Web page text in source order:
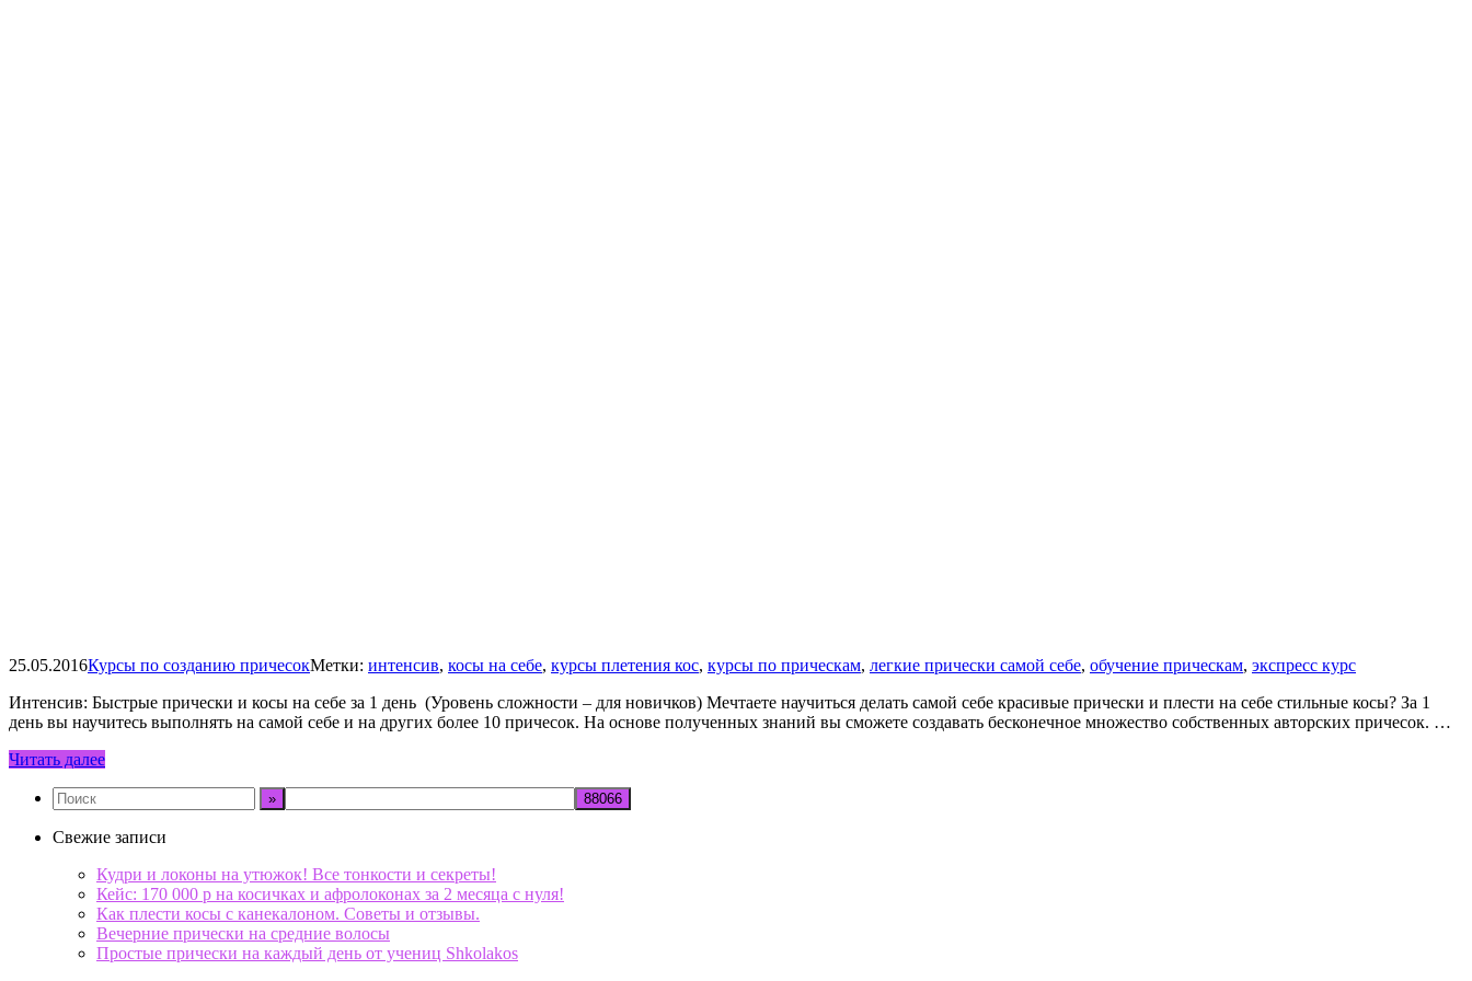
25.05.2016Курсы по созданию причесокМетки: интенсив, косы на себе, курсы плетения кос, курсы по прическам, легкие прически самой себе, обучение прическам, экспресс курс
Интенсив: Быстрые прически и косы на себе за 1 день (Уровень сложности – для новичков) Мечтаете научиться делать самой себе красивые прически и плести на себе стильные косы? За 1
день вы научитесь выполнять на самой себе и на других более 10 причесок. На основе полученных знаний вы сможете создавать бесконечное множество собственных авторских причесок. …
Читать далее
Свежие записи
Кудри и локоны на утюжок! Все тонкости и секреты!
Кейс: 170 000 р на косичках и афролоконах за 2 месяца с нуля!
Как плести косы с канекалоном. Советы и отзывы.
Вечерние прически на средние волосы
Простые прически на каждый день от учениц Shkolakos